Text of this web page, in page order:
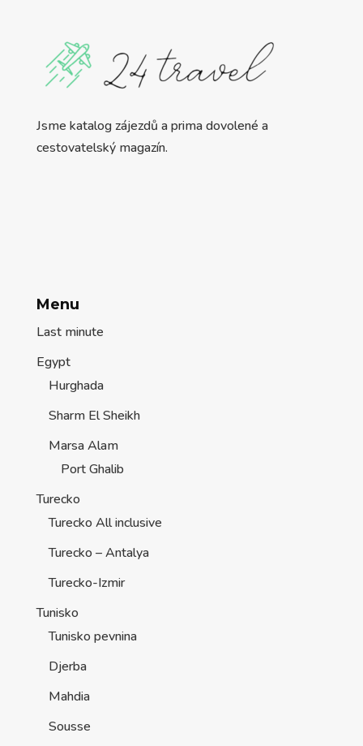
Turecko
Turecko All inclusive
Turecko – Antalya
Turecko-Izmir
Tunisko
Tunisko pevnina
Djerba
Mahdia
Sousse
Španělsko
Itálie
Benátky
Benátská riviéra
Toskánsko
Střední Itálie
Řecko